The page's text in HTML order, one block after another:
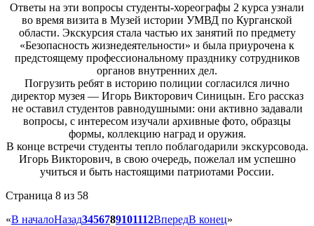
Ответы на эти вопросы студенты-хореографы 2 курса узнали
во время визита в Музей истории УМВД по Курганской
области. Экскурсия стала частью их занятий по предмету
«Безопасность жизнедеятельности» и была приурочена к
предстоящему профессиональному празднику сотрудников
органов внутренних дел.
Погрузить ребят в историю полиции согласился лично
директор музея — Игорь Викторович Синицын. Его рассказ
не оставил студентов равнодушными: они активно задавали
вопросы, с интересом изучали архивные фото, образцы
формы, коллекцию наград и оружия.
В конце встречи студенты тепло поблагодарили экскурсовода.
Игорь Викторович, в свою очередь, пожелал им успешно
учиться и быть настоящими патриотами России.
Страница 8 из 58
«В началоНазад3456789101112ВпередВ конец»